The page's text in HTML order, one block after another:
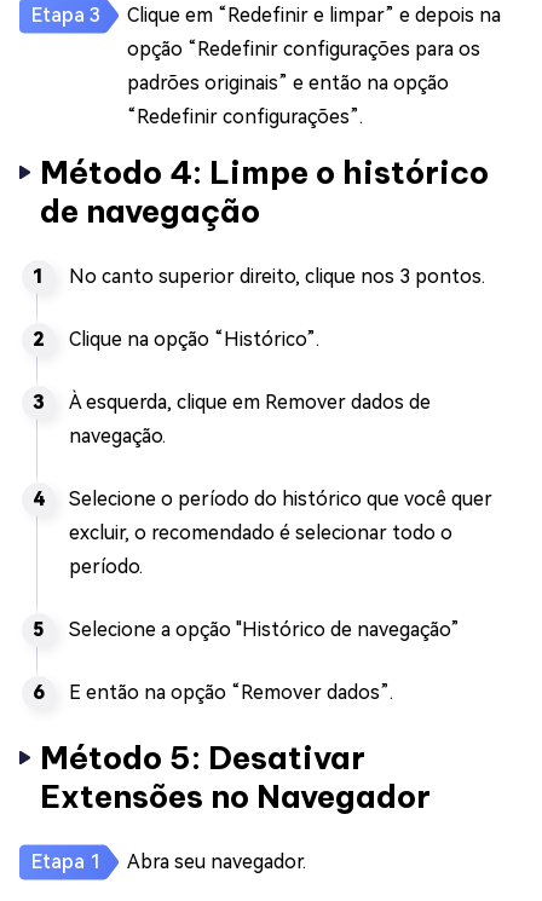
Clique em “Redefinir e limpar” e depois na
opção “Redefinir configurações para os
padrões originais” e então na opção
“Redefinir configurações”.
Método 4: Limpe o histórico
de navegação
No canto superior direito, clique nos 3 pontos.
Clique na opção “Histórico”.
À esquerda, clique em Remover dados de
navegação.
Selecione o período do histórico que você quer
excluir, o recomendado é selecionar todo o
período.
Selecione a opção "Histórico de navegação”
E então na opção “Remover dados”.
Método 5: Desativar
Extensões no Navegador
Abra seu navegador.